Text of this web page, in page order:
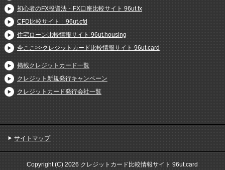
初心者のFX投資法・FX口座比較サイト 96ut.fx
CFD比較サイト 96ut.cfd
住宅ローン比較情報サイト 96ut.housing
今ここ>>クレジットカード比較情報サイト 96ut.card
掲載クレジットカード一覧
クレジット新規発行キャンペーン
クレジットカード発行会社一覧
サイトマップ
Copyright (C) 2026 クレジットカード比較情報サイト 96ut.card